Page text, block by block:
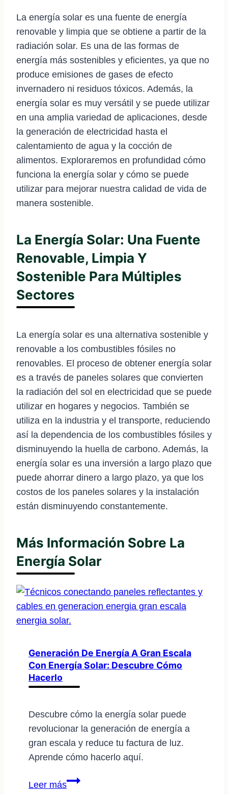
La energía solar es una fuente de energía
renovable y limpia que se obtiene a partir de la
radiación solar. Es una de las formas de
energía más sostenibles y eficientes, ya que no
produce emisiones de gases de efecto
invernadero ni residuos tóxicos. Además, la
energía solar es muy versátil y se puede utilizar
en una amplia variedad de aplicaciones, desde
la generación de electricidad hasta el
calentamiento de agua y la cocción de
alimentos. Exploraremos en profundidad cómo
funciona la energía solar y cómo se puede
utilizar para mejorar nuestra calidad de vida de
manera sostenible.
La Energía Solar: Una Fuente
Renovable, Limpia Y
Sostenible Para Múltiples
Sectores
La energía solar es una alternativa sostenible y
renovable a los combustibles fósiles no
renovables. El proceso de obtener energía solar
es a través de paneles solares que convierten
la radiación del sol en electricidad que se puede
utilizar en hogares y negocios. También se
utiliza en la industria y el transporte, reduciendo
así la dependencia de los combustibles fósiles y
disminuyendo la huella de carbono. Además, la
energía solar es una inversión a largo plazo que
puede ahorrar dinero a largo plazo, ya que los
costos de los paneles solares y la instalación
están disminuyendo constantemente.
Más Información Sobre La
Energía Solar
Generación De Energía A Gran Escala
Con Energía Solar: Descubre Cómo
Hacerlo
Descubre cómo la energía solar puede
revolucionar la generación de energía a
gran escala y reduce tu factura de luz.
Aprende cómo hacerlo aquí.
Leer másGeneración